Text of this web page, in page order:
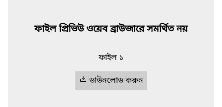
ফাইল প্রিভিউ ওয়েব ব্রাউজারে সমর্থিত নয়
ফাইল ১
ডাউনলোড করুন